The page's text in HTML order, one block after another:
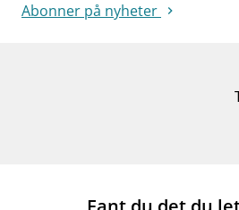
Abonner på nyheter